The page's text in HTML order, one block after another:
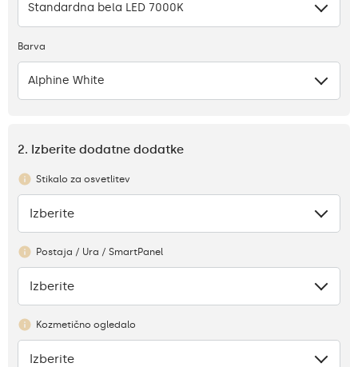
Standardna bela LED 7000K
Barva
Alphine White
2. Izberite dodatne dodatke
Stikalo za osvetlitev
Ni
Izberite
Postaja / Ura / SmartPanel
Ni
Izberite
Kozmetično ogledalo
Ni
Izberite